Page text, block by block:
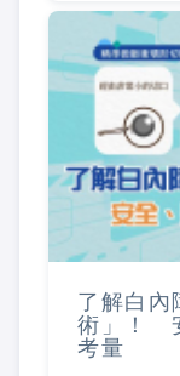
了解白內
術」！
考量